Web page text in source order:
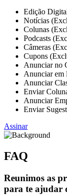
Edição
Notícias
Colunas
Podcasts
Câmeras
Cupons
Anunciar no
Anunciar em
Anunciar
Enviar
Anunciar
Enviar
Assinar
FAQ
Reunimos as
para te ajudar